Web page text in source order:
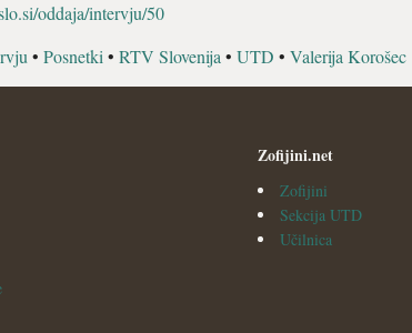
oddaja/intervju/50
• Posnetki • RTV Slovenija • UTD • Valerija Korošec
Zofijini.net
Zofijini
Sekcija UTD
Učilnica